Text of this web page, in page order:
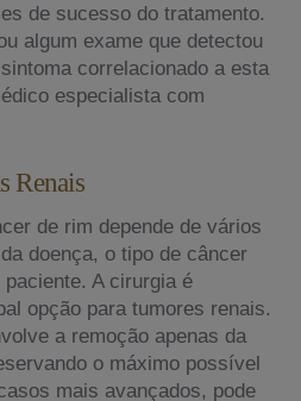
de sucesso do tratamento.
algum exame que detectou
correlacionado a esta
especialista com
Renais
de rim depende de vários
doença, o tipo de câncer
A cirurgia é
opção para tumores renais.
a remoção apenas da
o máximo possível
mais avançados, pode